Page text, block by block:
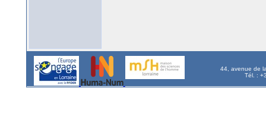
44, avenue de
Tél. :